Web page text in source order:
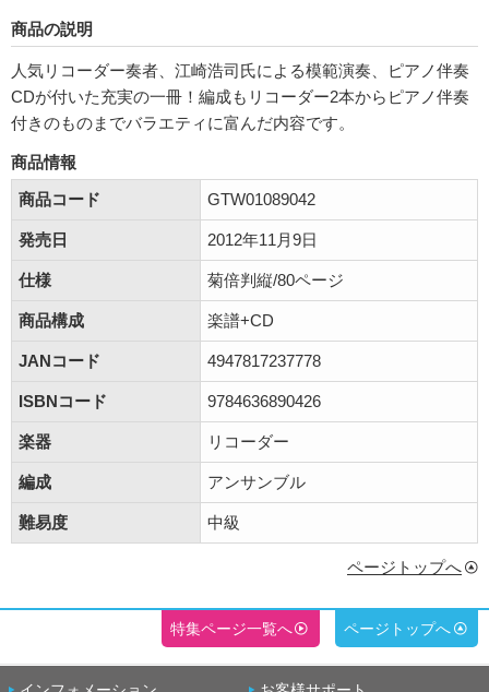
商品の説明
人気リコーダー奏者、江崎浩司氏による模範演奏、ピアノ伴奏
CDが付いた充実の一冊！編成もリコーダー2本からピアノ伴奏
付きのものまでバラエティに富んだ内容です。
商品情報
商品コード
GTW01089042
発売日 2012年11月9日
仕様 菊倍判縦/80ページ
商品構成 楽譜+CD
JANコード 4947817237778
ISBNコード 9784636890426
楽器 リコーダー
編成 アンサンブル
難易度 中級
ページトップへ
特集ページ一覧へ ページトップへ